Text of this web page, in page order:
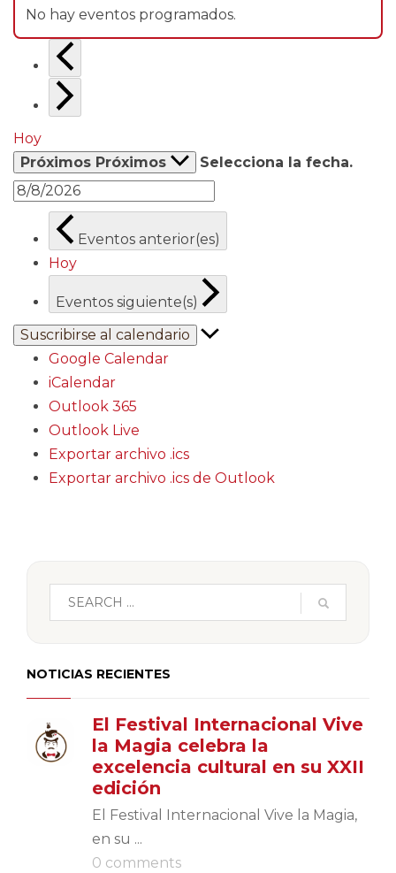
No hay eventos programados.
Hoy
Próximos Próximos Selecciona la fecha.
Eventos anterior(es)
Hoy
Eventos siguiente(s)
Suscribirse al calendario
Google Calendar
iCalendar
Outlook 365
Outlook Live
Exportar archivo .ics
Exportar archivo .ics de Outlook
NOTICIAS RECIENTES
El Festival Internacional Vive
la Magia celebra la
excelencia cultural en su XXII
edición
El Festival Internacional Vive la Magia,
en su ...
0 comments